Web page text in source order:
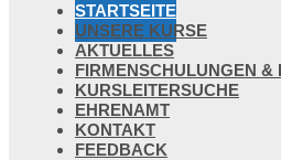
STARTSEITE
UNSERE KURSE
AKTUELLES
FIRMENSCHULUNGEN &
KURSLEITERSUCHE
EHRENAMT
KONTAKT
FEEDBACK